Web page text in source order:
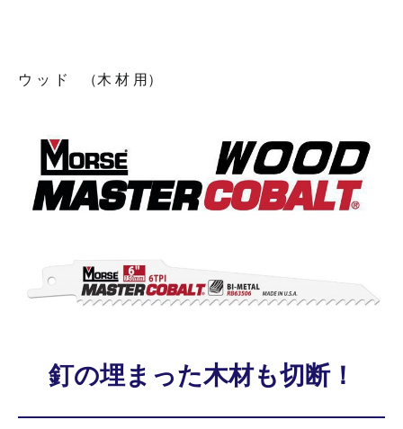
ウ ッ ド （木 材 用）
釘の埋まった木材も切断！